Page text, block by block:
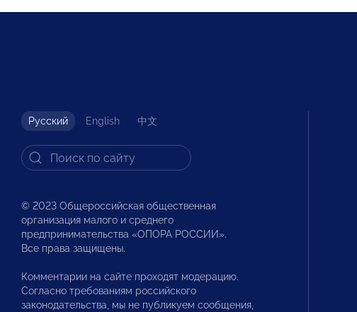
Русский English 中文
© 2023 Общероссийская общественная
организация малого и среднего
предпринимательства «ОПОРА РОССИИ».
Все права защищены.
Комментарии на сайте проходят модерацию.
Согласно требованиям российского
законодательства, мы не публикуем сообщения,